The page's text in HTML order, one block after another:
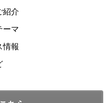
紹介
ーマ
情報